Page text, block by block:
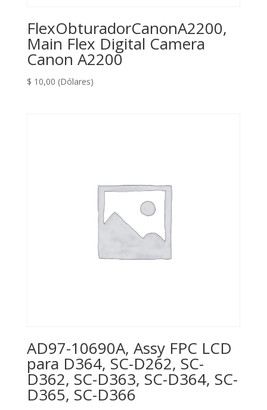
FlexObturadorCanonA2200,
Main Flex Digital Camera
Canon A2200
$ 10,00 (Dólares)
AD97-10690A, Assy FPC LCD
para D364, SC-D262, SC-
D362, SC-D363, SC-D364, SC-
D365, SC-D366